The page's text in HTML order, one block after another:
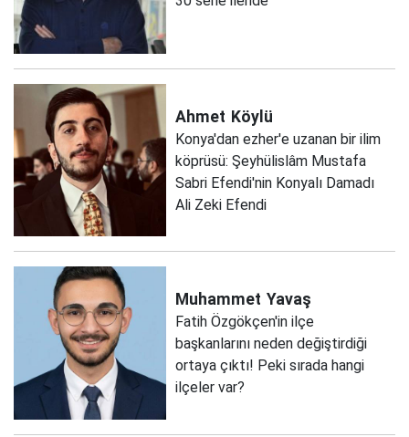
Ahmet Köylü
Konya'dan ezher'e uzanan bir ilim
köprüsü: Şeyhülislâm Mustafa
Sabri Efendi'nin Konyalı Damadı
Ali Zeki Efendi
Muhammet Yavaş
Fatih Özgökçen'in ilçe
başkanlarını neden değiştirdiği
ortaya çıktı! Peki sırada hangi
ilçeler var?